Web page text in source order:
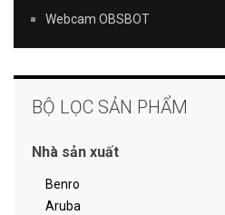
Webcam OBSBOT
BỘ LỌC SẢN PHẨM
Nhà sản xuất
Benro
Aruba